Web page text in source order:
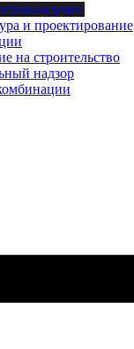
и проектирование
на строительство
надзор